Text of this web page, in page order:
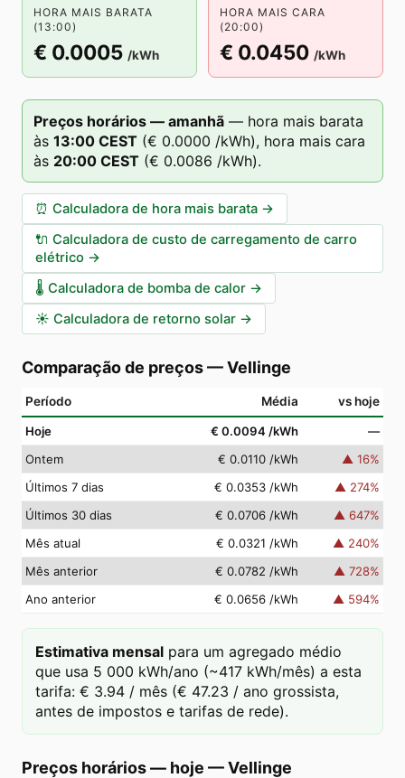
HORA MAIS BARATA
(13:00)
€ 0.0005 /kWh
HORA MAIS CARA
(20:00)
€ 0.0450 /kWh
Preços horários — amanhã — hora mais barata
às 13:00 CEST (€ 0.0000 /kWh), hora mais cara
às 20:00 CEST (€ 0.0086 /kWh).
⏰ Calculadora de hora mais barata →
🔌 Calculadora de custo de carregamento de carro
elétrico →
🌡️ Calculadora de bomba de calor →
☀️ Calculadora de retorno solar →
Comparação de preços—Vellinge
Período Média vs hoje
Hoje € 0.0094 /kWh
—
Ontem
€ 0.0110 /kWh ▲ 16%
Últimos 7 dias
€ 0.0353 /kWh ▲ 274%
Últimos 30 dias
€ 0.0706 /kWh ▲ 647%
Mês atual
€ 0.0321 /kWh ▲ 240%
Mês anterior
€ 0.0782 /kWh ▲ 728%
Ano anterior
€ 0.0656 /kWh ▲ 594%
Estimativa mensal para um agregado médio
que usa 5 000 kWh/ano (~417 kWh/mês) a esta
tarifa: € 3.94 / mês (€ 47.23 / ano grossista,
antes de impostos e tarifas de rede).
Preços horários — hoje —Vellinge